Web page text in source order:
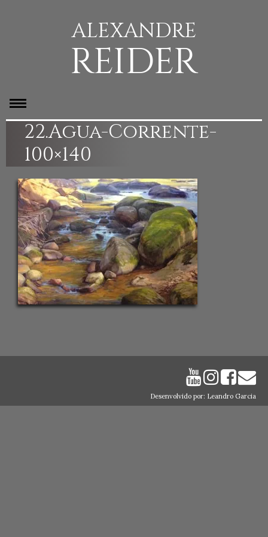
ALEXANDRE
REIDER
22.Agua-Corrente-
100×140
Desenvolvido por: Leandro Garcia